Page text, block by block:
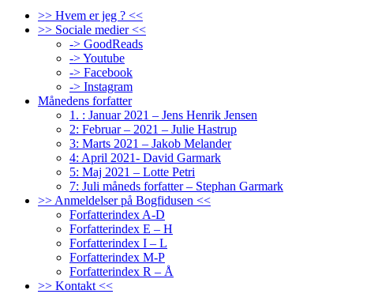
>> Hvem er jeg ? <<
>> Sociale medier <<
-> GoodReads
-> Youtube
-> Facebook
-> Instagram
Månedens forfatter
1. : Januar 2021 – Jens Henrik Jensen
2: Februar – 2021 – Julie Hastrup
3: Marts 2021 – Jakob Melander
4: April 2021- David Garmark
5: Maj 2021 – Lotte Petri
7: Juli måneds forfatter – Stephan Garmark
>> Anmeldelser på Bogfidusen <<
Forfatterindex A-D
Forfatterindex E – H
Forfatterindex I – L
Forfatterindex M-P
Forfatterindex R – Å
>> Kontakt <<